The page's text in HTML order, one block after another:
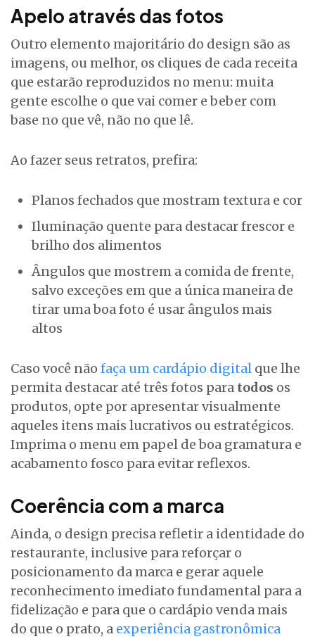
Apelo através das fotos
Outro elemento majoritário do design são as
imagens, ou melhor, os cliques de cada receita
que estarão reproduzidos no menu: muita
gente escolhe o que vai comer e beber com
base no que vê, não no que lê.
Ao fazer seus retratos, prefira:
Planos fechados que mostram textura e cor
Iluminação quente para destacar frescor e
brilho dos alimentos
Ângulos que mostrem a comida de frente,
salvo exceções em que a única maneira de
tirar uma boa foto é usar ângulos mais
altos
Caso você não faça um cardápio digital que lhe
permita destacar até três fotos para todos os
produtos, opte por apresentar visualmente
aqueles itens mais lucrativos ou estratégicos.
Imprima o menu em papel de boa gramatura e
acabamento fosco para evitar reflexos.
Coerência com a marca
Ainda, o design precisa refletir a identidade do
restaurante, inclusive para reforçar o
posicionamento da marca e gerar aquele
reconhecimento imediato fundamental para a
fidelização e para que o cardápio venda mais
do que o prato, a experiência gastronômica